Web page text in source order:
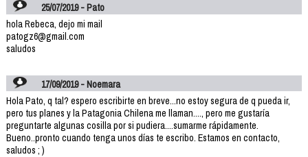
25/07/2019 - Pato
hola Rebeca, dejo mi mail
patogz6@gmail.com
saludos
17/09/2019 - Noemara
Hola Pato, q tal? espero escribirte en breve...no estoy segura de q pueda ir,
pero tus planes y la Patagonia Chilena me llaman...., pero me gustaría
preguntarte algunas cosilla por si pudiera....sumarme rápidamente.
Bueno..pronto cuando tenga unos días te escribo. Estamos en contacto,
saludos ; )